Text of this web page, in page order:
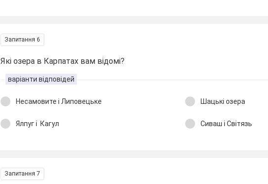
Запитання 6
Які озера в Карпатах вам відомі?
варіанти відповідей
Несамовите і Липовецьке Шацькі озера
Ялпуг і Кагул Сиваш і Світязь
Запитання 7